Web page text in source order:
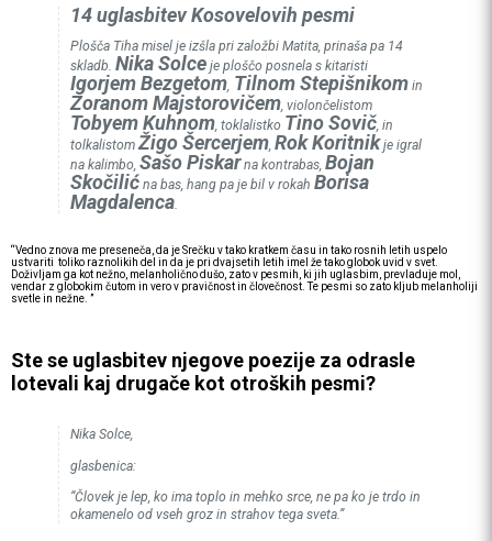
14 uglasbitev Kosovelovih pesmi
Plošča Tiha miselje izšla pri založbi Matita, prinaša pa 14
skladb. Nika Solceje ploščo posnela s kitaristi
Igorjem Bezgetom,Tilnom Stepišnikomin
Zoranom Majstorovičem, violončelistom
Tobyem Kuhnom, toklalistko Tino Sovič, in
tolkalistomŽigo Šercerjem, Rok Koritnikje igral
na kalimbo, Sašo Piskarna kontrabas, Bojan
Skočilićna bas, hang pa je bil v rokah Borisa
Magdalenca.
“Vedno znova me preseneča, da je Srečku v tako kratkem času in tako rosnih letih uspelo
ustvariti toliko raznolikih del in da je pri dvajsetih letih imel že tako globok uvid v svet.
Doživljam ga kot nežno, melanholično dušo, zato v pesmih, ki jih uglasbim, prevladuje mol,
vendar z globokim čutom in vero v pravičnost in človečnost. Te pesmi so zato kljub melanholiji
svetle in nežne. ”
Ste se uglasbitev njegove poezije za odrasle
lotevali kaj drugače kot otroških pesmi?
Nika Solce,
glasbenica:
“Človek je lep, ko ima toplo in mehko srce, ne pa ko je trdo in
okamenelo od vseh groz in strahov tega sveta.”